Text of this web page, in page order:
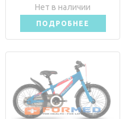
Нет в наличии
ПОДРОБНЕЕ